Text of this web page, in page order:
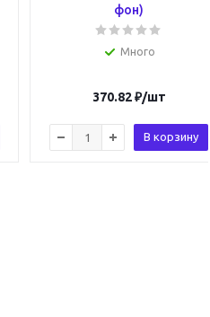
фон)
Много
370.82₽/шт
В корзину